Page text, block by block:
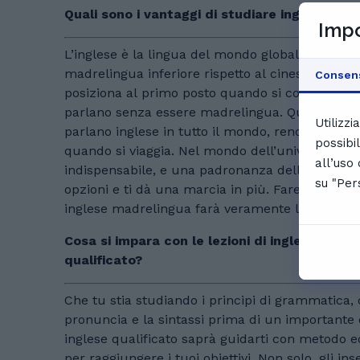
Quali sono i vantaggi di studiare inglese?
L’inglese è la lingua del mondo globalizzato.
madrelingua inferiore rispetto al cinese e allo
posiziona al primo posto quando si contano
parlano senza essere madrelingua. Quasi un
parlano inglese in tutto il mondo, rendendola
quando si viaggia. Nel mondo dell’università e
indispensabile, e una padronanza della lingua
opzioni e ti dà una marcia in più. Fare
inglese madrelingua farà veramente la
Cosa si impara con le lezioni di inglese
qualificato?
Che tu stia studiando i principi di grammatica,
pronuncia e la sintassi prima di un importante
inglese qualificato saprà guidarti con metodo
su